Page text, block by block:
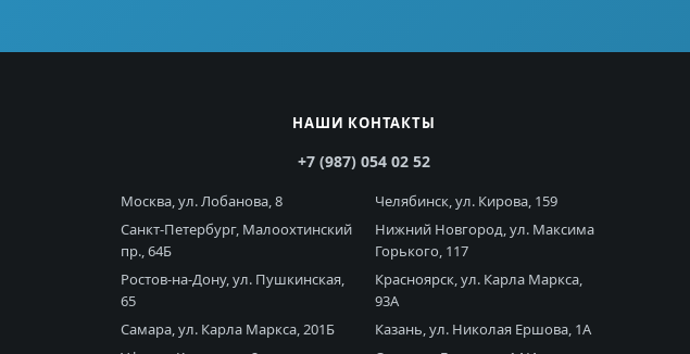
НАШИ КОНТАКТЫ
+7 (987) 054 02 52
Москва, ул. Лобанова, 8
Санкт-Петербург, Малоохтинский
пр., 64Б
Ростов-на-Дону, ул. Пушкинская,
65
Самара, ул. Карла Маркса, 201Б
Челябинск, ул. Кирова, 159
Нижний Новгород, ул. Максима
Горького, 117
Красноярск, ул. Карла Маркса,
93А
Казань, ул. Николая Ершова, 1А